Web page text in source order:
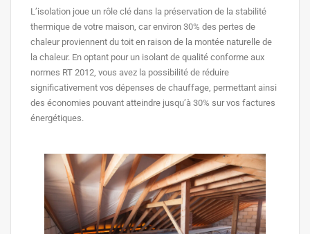
L’isolation joue un rôle clé dans la préservation de la stabilité
thermique de votre maison, car environ 30% des pertes de
chaleur proviennent du toit en raison de la montée naturelle de
la chaleur. En optant pour un isolant de qualité conforme aux
normes RT 2012, vous avez la possibilité de réduire
significativement vos dépenses de chauffage, permettant ainsi
des économies pouvant atteindre jusqu’à 30% sur vos factures
énergétiques.